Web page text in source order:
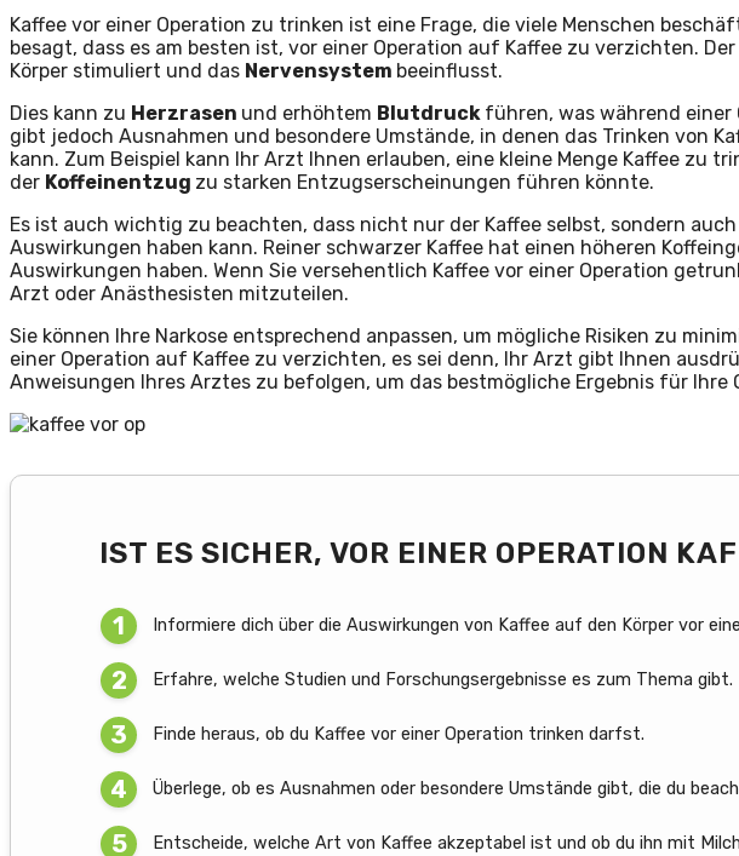
Kaffee vor einer Operation zu trinken ist eine Frage, die viele Menschen
besagt, dass es am besten ist, vor einer Operation auf Kaffee zu verzichten.
Körper stimuliert und das Nervensystem beeinflusst.
Dies kann zu Herzrasen und erhöhtem Blutdruck führen, was während einer
gibt jedoch Ausnahmen und besondere Umstände, in denen das Trinken von
kann. Zum Beispiel kann Ihr Arzt Ihnen erlauben, eine kleine Menge Kaffee zu
der Koffeinentzug zu starken Entzugserscheinungen führen könnte.
Es ist auch wichtig zu beachten, dass nicht nur der Kaffee selbst, sondern
Auswirkungen haben kann. Reiner schwarzer Kaffee hat einen höheren
Auswirkungen haben. Wenn Sie versehentlich Kaffee vor einer Operation
Arzt oder Anästhesisten mitzuteilen.
Sie können Ihre Narkose entsprechend anpassen, um mögliche Risiken zu
einer Operation auf Kaffee zu verzichten, es sei denn, Ihr Arzt gibt Ihnen
Anweisungen Ihres Arztes zu befolgen, um das bestmögliche Ergebnis für Ihre
IST ES SICHER, VOR EINER OPERATION
Informiere dich über die Auswirkungen von Kaffee auf den Körper vor
Erfahre, welche Studien und Forschungsergebnisse es zum Thema gibt.
Finde heraus, ob du Kaffee vor einer Operation trinken darfst.
Überlege, ob es Ausnahmen oder besondere Umstände gibt, die du
Entscheide, welche Art von Kaffee akzeptabel ist und ob du ihn mit